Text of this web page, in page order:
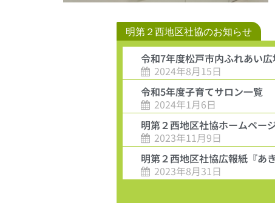
明第２西地区社協のお知らせ
令和7年度松戸市内ふれあい
2024年8月15日
令和5年度子育てサロン一覧
2024年1月6日
明第２西地区社協ホームペー
2023年11月9日
明第２西地区社協広報紙『あ
2023年8月31日